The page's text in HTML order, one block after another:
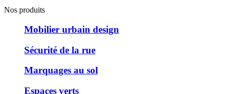
Nos produits
Mobilier urbain design
Sécurité de la rue
Marquages au sol
Espaces verts